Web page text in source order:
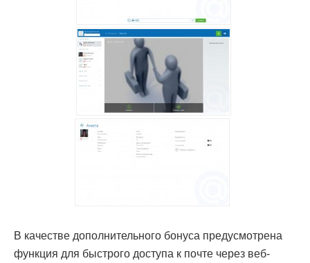
В качестве дополнительного бонуса предусмотрена
функция для быстрого доступа к почте через веб-